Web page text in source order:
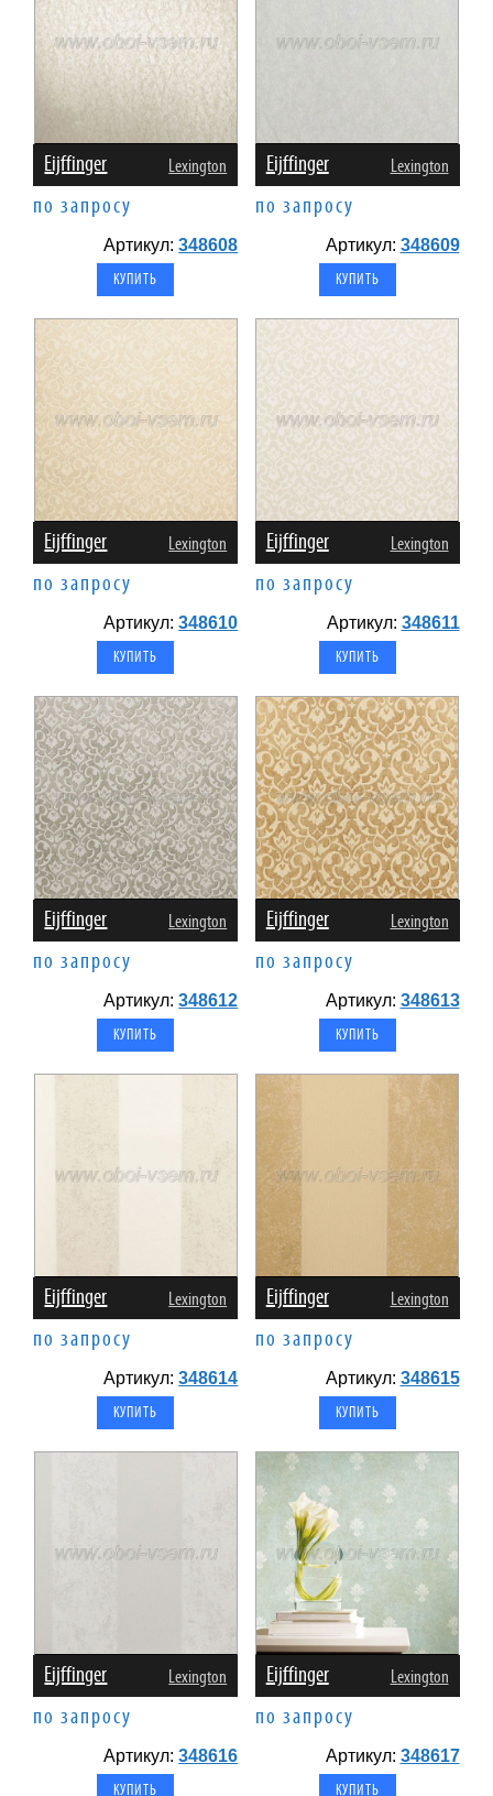
Eijffinger Lexington
по запросу
Артикул:348608
Eijffinger Lexington
по запросу
Артикул: 348609
Eijffinger Lexington
по запросу
Артикул:348610
Eijffinger Lexington
по запросу
Артикул: 348611
Eijffinger Lexington
по запросу
Артикул:348612
Eijffinger Lexington
по запросу
Артикул: 348613
Eijffinger Lexington
по запросу
Артикул:348614
Eijffinger Lexington
по запросу
Артикул: 348615
Eijffinger Lexington
по запросу
Артикул:348616
Eijffinger Lexington
по запросу
Артикул: 348617